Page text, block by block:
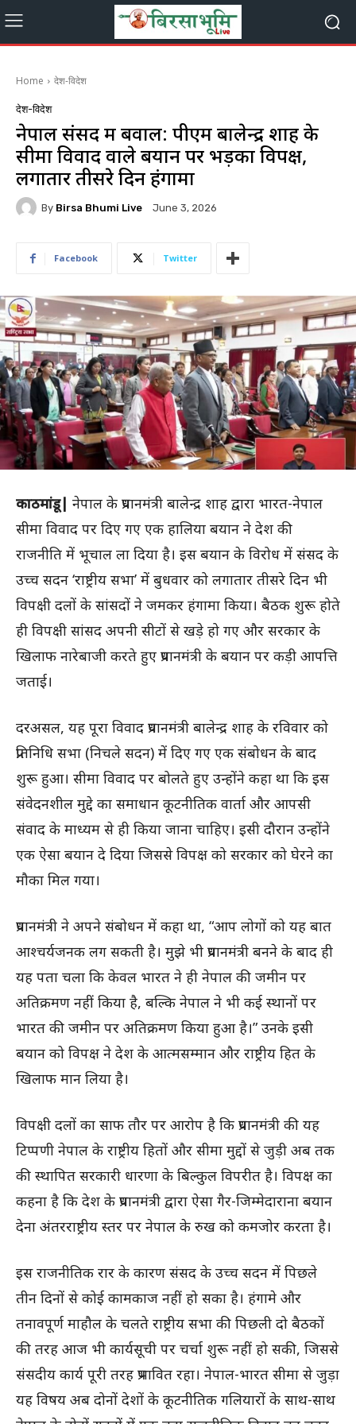
Home देश-विदेश
देश-विदेश
नेपाल संसद में बवाल: पीएम बालेन्द्र शाह के
सीमा विवाद वाले बयान पर भड़का विपक्ष,
लगातार तीसरे दिन हंगामा
By Birsa Bhumi Live June 3, 2026
Facebook Twitter
काठमांडू| नेपाल के प्रधानमंत्री बालेन्द्र शाह द्वारा भारत-नेपाल
सीमा विवाद पर दिए गए एक हालिया बयान ने देश की
राजनीति में भूचाल ला दिया है। इस बयान के विरोध में संसद के
उच्च सदन ‘राष्ट्रीय सभा’ में बुधवार को लगातार तीसरे दिन भी
विपक्षी दलों के सांसदों ने जमकर हंगामा किया। बैठक शुरू होते
ही विपक्षी सांसद अपनी सीटों से खड़े हो गए और सरकार के
खिलाफ नारेबाजी करते हुए प्रधानमंत्री के बयान पर कड़ी आपत्ति
जताई।
दरअसल, यह पूरा विवाद प्रधानमंत्री बालेन्द्र शाह के रविवार को
प्रतिनिधि सभा (निचले सदन) में दिए गए एक संबोधन के बाद
शुरू हुआ। सीमा विवाद पर बोलते हुए उन्होंने कहा था कि इस
संवेदनशील मुद्दे का समाधान कूटनीतिक वार्ता और आपसी
संवाद के माध्यम से ही किया जाना चाहिए। इसी दौरान उन्होंने
एक ऐसा बयान दे दिया जिससे विपक्ष को सरकार को घेरने का
मौका मिल गया।
प्रधानमंत्री ने अपने संबोधन में कहा था, “आप लोगों को यह बात
आश्चर्यजनक लग सकती है। मुझे भी प्रधानमंत्री बनने के बाद ही
यह पता चला कि केवल भारत ने ही नेपाल की जमीन पर
अतिक्रमण नहीं किया है, बल्कि नेपाल ने भी कई स्थानों पर
भारत की जमीन पर अतिक्रमण किया हुआ है।” उनके इसी
बयान को विपक्ष ने देश के आत्मसम्मान और राष्ट्रीय हित के
खिलाफ मान लिया है।
विपक्षी दलों का साफ तौर पर आरोप है कि प्रधानमंत्री की यह
टिप्पणी नेपाल के राष्ट्रीय हितों और सीमा मुद्दों से जुड़ी अब तक
की स्थापित सरकारी धारणा के बिल्कुल विपरीत है। विपक्ष का
कहना है कि देश के प्रधानमंत्री द्वारा ऐसा गैर-जिम्मेदाराना बयान
देना अंतरराष्ट्रीय स्तर पर नेपाल के रुख को कमजोर करता है।
इस राजनीतिक रार के कारण संसद के उच्च सदन में पिछले
तीन दिनों से कोई कामकाज नहीं हो सका है। हंगामे और
तनावपूर्ण माहौल के चलते राष्ट्रीय सभा की पिछली दो बैठकों
की तरह आज भी कार्यसूची पर चर्चा शुरू नहीं हो सकी, जिससे
संसदीय कार्य पूरी तरह प्रभावित रहा। नेपाल-भारत सीमा से जुड़ा
यह विषय अब दोनों देशों के कूटनीतिक गलियारों के साथ-साथ